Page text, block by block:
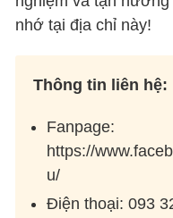
nhớ tại địa chỉ này!
Thông tin liên hệ:
Fanpage:
https://
u/
Điện thoại: 093